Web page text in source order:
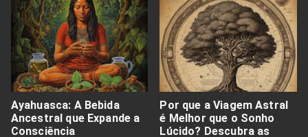
Ayahuasca: A Bebida
Ancestral que Expande a
Consciência
Por que a Viagem Astral
é Melhor que o Sonho
Lúcido? Descubra as